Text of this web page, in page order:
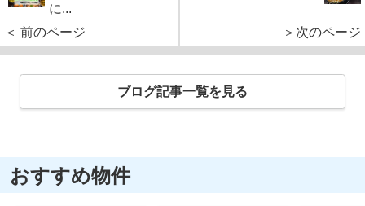
に...
＜ 前のページ
＞次のページ
ブログ記事一覧を見る
おすすめ物件